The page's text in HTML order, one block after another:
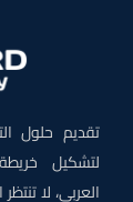
تقديم حلول
لتشكيل
العربي، لا